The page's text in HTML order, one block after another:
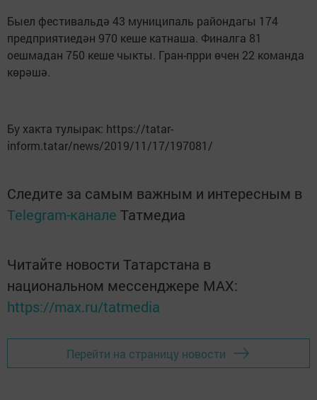
Быел фестивальдә 43 муниципаль райондагы 174
предприятиедән 970 кеше катнаша. Финалга 81
оешмадан 750 кеше чыкты. Гран-прри өчен 22 команда
көрәшә.
Бу хакта тулырак: https://tatar-
inform.tatar/news/2019/11/17/197081/
Следите за самым важным и интересным в
Telegram-канале Татмедиа
Читайте новости Татарстана в
национальном мессенджере MАХ:
https://max.ru/tatmedia
Перейти на страницу новости